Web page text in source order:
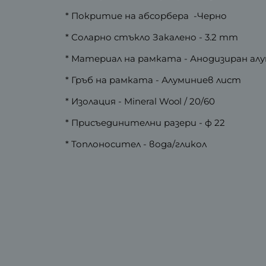
* Покритие на абсорбера -Черно
* Соларно стъкло Закалено - 3.2 mm
* Материал на рамката - Анодизиран
* Гръб на рамката - Алуминиев лист
* Изолация - Mineral Wool / 20/60
* Присъединителни разери - ф 22
* Топлоносител - вода/гликол